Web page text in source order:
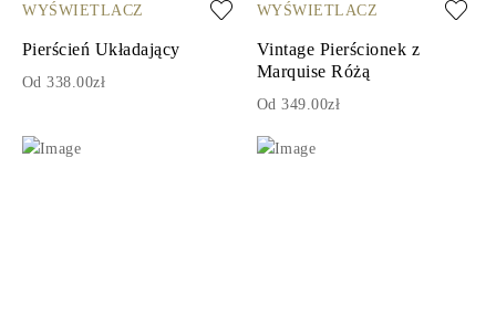
WYŚWIETLACZ
Pierścień Układający
Od 338.00zł
WYŚWIETLACZ
Vintage Pierścionek z
Marquise Różą
Od 349.00zł